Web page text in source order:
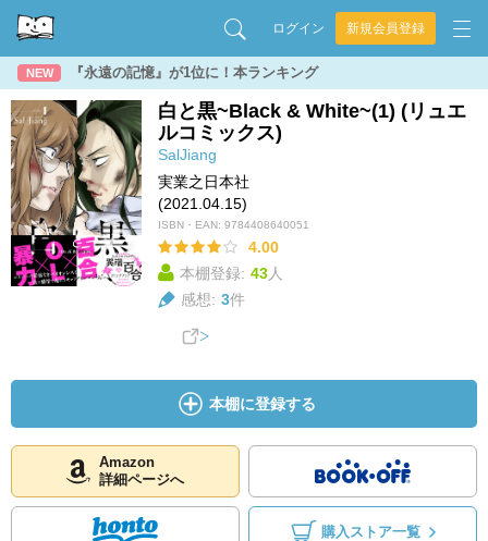
ログイン 新規会員登録
NEW 『永遠の記憶』が1位に！本ランキング
白と黒~Black & White~(1) (リュエ
ルコミックス)
SalJiang
実業之日本社
(2021.04.15)
ISBN・EAN: 9784408640051
4.00
本棚登録: 43人
感想: 3件
本棚に登録する
Amazon
詳細ページへ
購入ストア一覧